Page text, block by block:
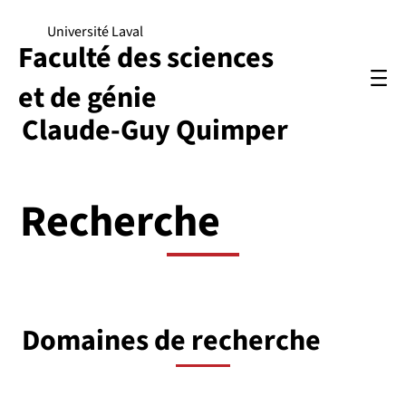
Claude-Guy Quimper
Université Laval
Faculté des sciences
et de génie
Recherche
Domaines de recherche